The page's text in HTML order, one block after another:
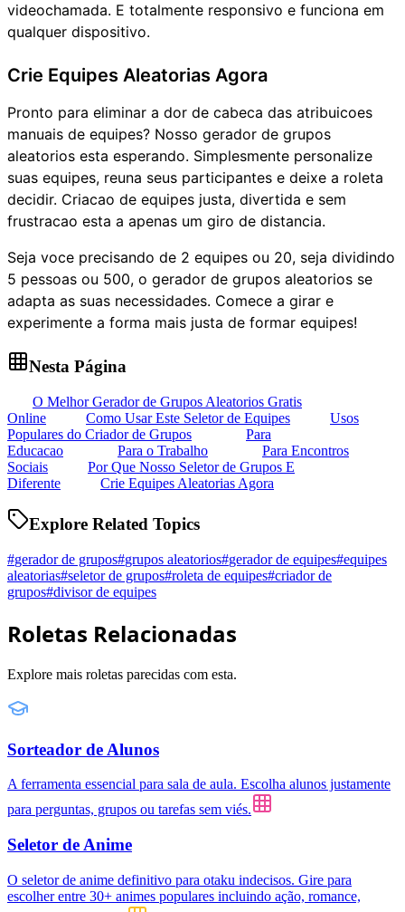
videochamada. E totalmente responsivo e funciona em
qualquer dispositivo.
Crie Equipes Aleatorias Agora
Pronto para eliminar a dor de cabeca das atribuicoes
manuais de equipes? Nosso gerador de grupos
aleatorios esta esperando. Simplesmente personalize
suas equipes, reuna seus participantes e deixe a roleta
decidir. Criacao de equipes justa, divertida e sem
frustracao esta a apenas um giro de distancia.
Seja voce precisando de 2 equipes ou 20, seja dividindo
5 pessoas ou 500, o gerador de grupos aleatorios se
adapta as suas necessidades. Comece a girar e
experimente a forma mais justa de formar equipes!
Nesta Página
O Melhor Gerador de Grupos Aleatorios Gratis
Online
Como Usar Este Seletor de Equipes
Usos
Populares do Criador de Grupos
Para
Educacao
Para o Trabalho
Para Encontros
Sociais
Por Que Nosso Seletor de Grupos E
Diferente
Crie Equipes Aleatorias Agora
Explore Related Topics
#gerador de grupos#grupos aleatorios#gerador de equipes#equipes
aleatorias#seletor de grupos#roleta de equipes#criador de
grupos#divisor de equipes
Roletas Relacionadas
Explore mais roletas parecidas com esta.
Sorteador de Alunos
A ferramenta essencial para sala de aula. Escolha alunos justamente
para perguntas, grupos ou tarefas sem viés.
Seletor de Anime
O seletor de anime definitivo para otaku indecisos. Gire para
escolher entre 30+ animes populares incluindo ação, romance,